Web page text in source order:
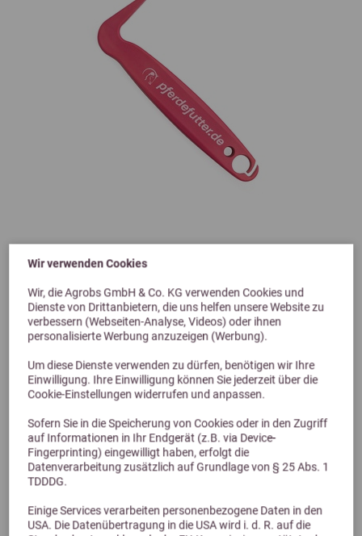
Wir verwenden Cookies
Wir, die Agrobs GmbH & Co. KG verwenden Cookies und
Dienste von Drittanbietern, die uns helfen unsere Website zu
verbessern (Webseiten-Analyse, Videos) oder ihnen
personalisierte Werbung anzuzeigen (Werbung).
Um diese Dienste verwenden zu dürfen, benötigen wir Ihre
Einwilligung. Ihre Einwilligung können Sie jederzeit über die
Cookie-Einstellungen widerrufen und anpassen.
Sofern Sie in die Speicherung von Cookies oder in den Zugriff
auf Informationen in Ihr Endgerät (z.B. via Device-
Fingerprinting) eingewilligt haben, erfolgt die
Datenverarbeitung zusätzlich auf Grundlage von § 25 Abs. 1
TDDDG.
Einige Services verarbeiten personenbezogene Daten in den
USA. Die Datenübertragung in die USA wird i. d. R. auf die
pferdefutter.de Hufkratzer pink
2-in-1
2,99 €